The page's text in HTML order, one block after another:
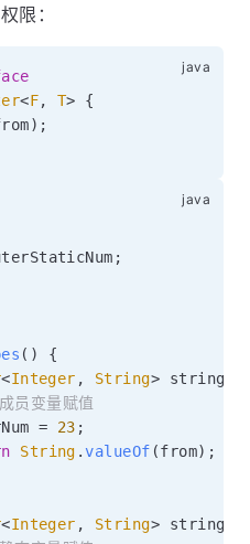
限：
<F, T>
{
) ;
;
( )
{
<Integer , String>
员变量赋值
= 23 ;
String .valueOf (from) ;
<Integer , String>